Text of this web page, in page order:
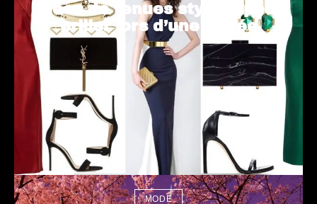
Idées de tenues stylées pour
briller lors d’une soirée
MODE